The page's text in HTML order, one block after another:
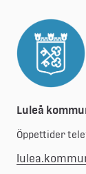
Luleå
Öppettider